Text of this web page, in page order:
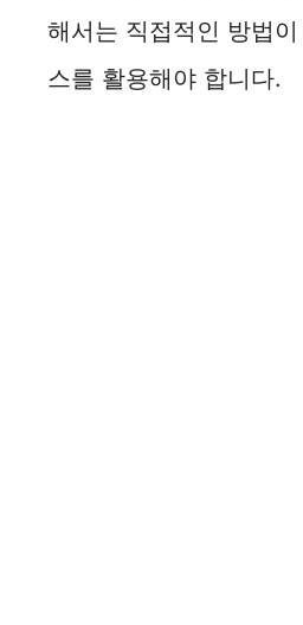
해서는 직접적인 방법
스를 활용해야 합니다.